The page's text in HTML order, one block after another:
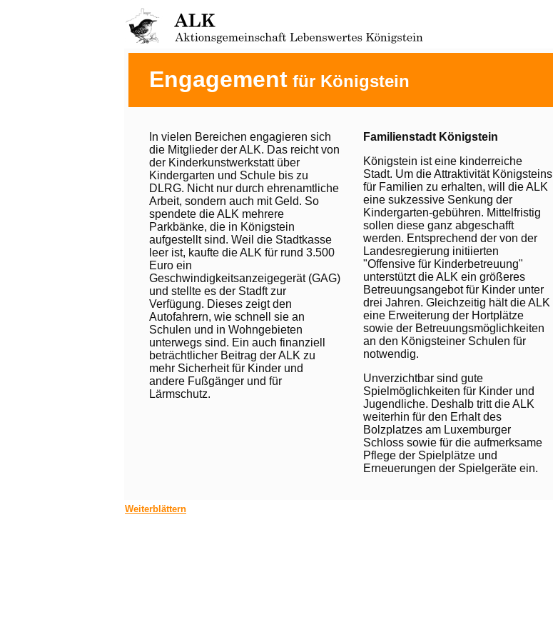
Engagement für Königstein
In vielen Bereichen engagieren sich
die Mitglieder der ALK. Das reicht von
der Kinderkunstwerkstatt über
Kindergarten und Schule bis zu
DLRG. Nicht nur durch ehrenamtliche
Arbeit, sondern auch mit Geld. So
spendete die ALK mehrere
Parkbänke, die in Königstein
aufgestellt sind. Weil die Stadtkasse
leer ist, kaufte die ALK für rund 3.500
Euro ein
Geschwindigkeitsanzeigegerät (GAG)
und stellte es der Stadft zur
Verfügung. Dieses zeigt den
Autofahrern, wie schnell sie an
Schulen und in Wohngebieten
unterwegs sind. Ein auch finanziell
beträchtlicher Beitrag der ALK zu
mehr Sicherheit für Kinder und
andere Fußgänger und für
Lärmschutz.
Familienstadt Königstein
Königstein ist eine kinderreiche
Stadt. Um die Attraktivität Königsteins
für Familien zu erhalten, will die ALK
eine sukzessive Senkung der
Kindergarten-gebühren. Mittelfristig
sollen diese ganz abgeschafft
werden. Entsprechend der von der
Landesregierung initiierten
"Offensive für Kinderbetreuung"
unterstützt die ALK ein größeres
Betreuungsangebot für Kinder unter
drei Jahren. Gleichzeitig hält die ALK
eine Erweiterung der Hortplätze
sowie der Betreuungsmöglichkeiten
an den Königsteiner Schulen für
notwendig.
Unverzichtbar sind gute
Spielmöglichkeiten für Kinder und
Jugendliche. Deshalb tritt die ALK
weiterhin für den Erhalt des
Bolzplatzes am Luxemburger
Schloss sowie für die aufmerksame
Pflege der Spielplätze und
Erneuerungen der Spielgeräte ein.
Weiterblättern